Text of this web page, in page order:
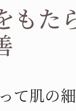
もた
て肌の